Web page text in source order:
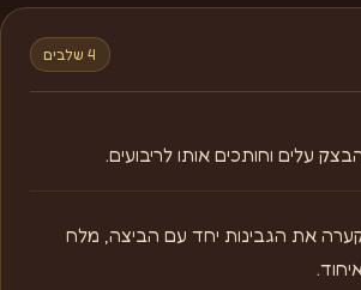
4 שלבים
עלים וחותכים אותו לריבועים.
את הגבינות יחד עם הביצה, מלח